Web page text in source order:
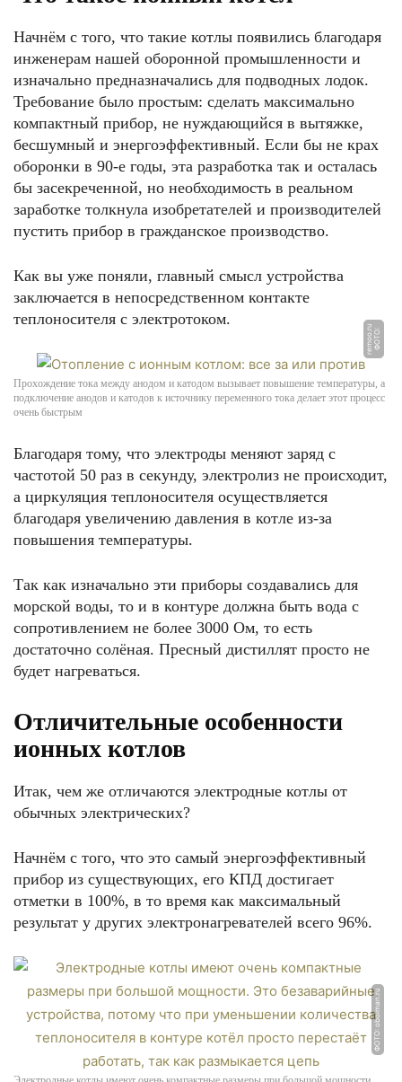
Начнём с того, что такие котлы появились благодаря
инженерам нашей оборонной промышленности и
изначально предназначались для подводных лодок.
Требование было простым: сделать максимально
компактный прибор, не нуждающийся в вытяжке,
бесшумный и энергоэффективный. Если бы не крах
оборонки в 90-е годы, эта разработка так и осталась
бы засекреченной, но необходимость в реальном
заработке толкнула изобретателей и производителей
пустить прибор в гражданское производство.
Как вы уже поняли, главный смысл устройства
заключается в непосредственном контакте
теплоносителя с электротоком.
Ф
О
Т
О:
r
e
m
o
o.
r
u
Прохождение тока между анодом и катодом вызывает повышение температуры, а
подключение анодов и катодов к источнику переменного тока делает этот процесс
очень быстрым
Благодаря тому, что электроды меняют заряд с
частотой 50 раз в секунду, электролиз не происходит,
а циркуляция теплоносителя осуществляется
благодаря увеличению давления в котле из-за
повышения температуры.
Так как изначально эти приборы создавались для
морской воды, то и в контуре должна быть вода с
сопротивлением не более 3000 Ом, то есть
достаточно солёная. Пресный дистиллят просто не
будет нагреваться.
Отличительные особенности
ионных котлов
Итак, чем же отличаются электродные котлы от
обычных электрических?
Начнём с того, что это самый энергоэффективный
прибор из существующих, его КПД достигает
отметки в 100%, в то время как максимальный
результат у других электронагревателей всего 96%.
ФОТО: oboiman.ru